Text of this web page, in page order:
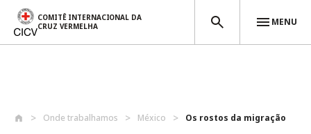
COMITÊ INTERNACIONAL DA
CRUZ VERMELHA
MENU
Onde trabalhamos México Os rostos da migração